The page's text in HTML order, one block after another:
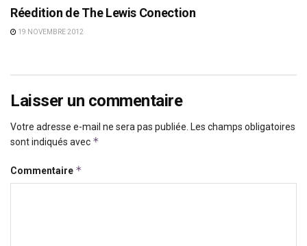
Réedition de The Lewis Conection
19 NOVEMBRE 2012
Laisser un commentaire
Votre adresse e-mail ne sera pas publiée. Les champs obligatoires
sont indiqués avec *
Commentaire *